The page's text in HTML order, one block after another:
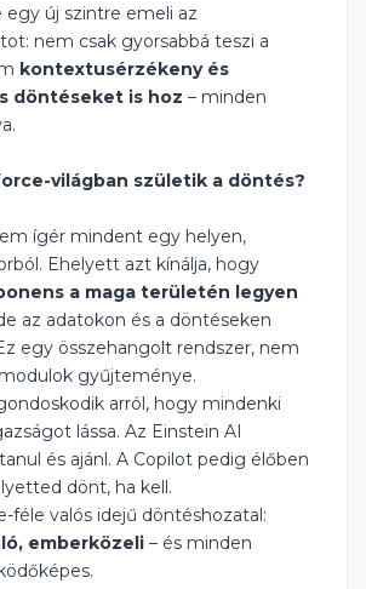
új szintre emeli az
nem csak gyorsabbá teszi a
kontextusérzékeny és
döntéseket is hoz – minden
világban születik a döntés?
ígér mindent egy helyen,
Ehelyett azt kínálja, hogy
a maga területén legyen
az adatokon és a döntéseken
egy összehangolt rendszer, nem
gyűjteménye.
arról, hogy mindenki
lássa. Az Einstein AI
és ajánl. A Copilot pedig élőben
dönt, ha kell.
féle valós idejű döntéshozatal:
emberközeli – és minden